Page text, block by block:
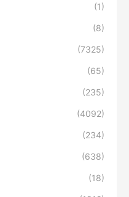
(1)
(8)
(7325)
(65)
(235)
(4092)
(234)
(638)
(18)